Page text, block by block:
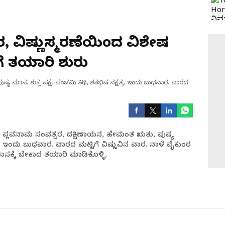
ವಿಷ್ಣುಸ್ಮರಣೆಯಿಂದ ವಿಶೇಷ
ತಯಾರಿ ಶುರು
ಮಾಸ, ಶುಕ್ಲ ಪಕ್ಷ, ಪಂಚಮಿ ತಿಥಿ, ಶತಭಿಷ ನಕ್ಷತ್ರ, ಇಂದು ಬುಧವಾರ. ವಾರದ
ಸಂವತ್ಸರ, ದಕ್ಷಿಣಾಯನ, ಹೇಮಂತ ಋತು, ಪುಷ್ಯ
ಬುಧವಾರ. ವಾರದ ಮಟ್ಟಿಗೆ ವಿಷ್ಣುವಿನ ವಾರ. ನಾಳೆ ವೈಕುಂಠ
ಬೇಕಾದ ತಯಾರಿ ಮಾಡಿಕೊಳ್ಳಿ.